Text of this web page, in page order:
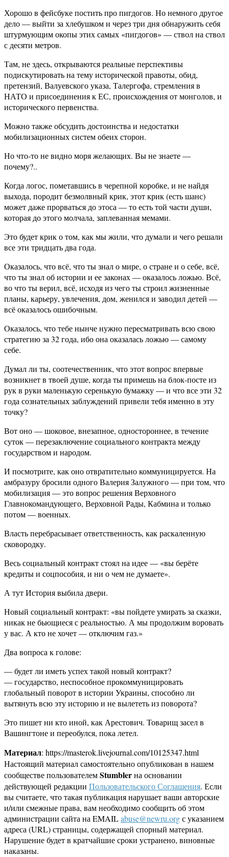
Хорошо в фейсбуке постить про пигдогов. Но немного другое
дело — выйти за хлебушком и через три дня обнаружить себя
штурмующим окопы этих самых «пигдогов» — ствол на ствол
с десяти метров.
Там, не здесь, открываются реальные перспективы
подискутировать на тему исторической правоты, обид,
претензий, Валуевского указа, Талергофа, стремления в
НАТО и присоединения к ЕС, происхождения от монголов, и
исторического первенства.
Можно также обсудить достоинства и недостатки
мобилизационных систем обеих сторон.
Но что-то не видно моря желающих. Вы не знаете —
почему?..
Когда логос, пометавшись в черепной коробке, и не найдя
выхода, породит безмолвный крик, этот крик (есть шанс)
может даже прорваться до этоса — то есть той части души,
которая до этого молчала, заплеванная мемами.
Это будет крик о том, как мы жили, что думали и чего решали
все эти тридцать два года.
Оказалось, что всё, что ты знал о мире, о стране и о себе, всё,
что ты знал об истории и ее законах — оказалось ложью. Всё,
во что ты верил, всё, исходя из чего ты строил жизненные
планы, карьеру, увлечения, дом, женился и заводил детей —
всё оказалось ошибочным.
Оказалось, что тебе нынче нужно пересматривать всю свою
стратегию за 32 года, ибо она оказалась ложью — самому
себе.
Думал ли ты, соотечественник, что этот вопрос впервые
возникнет в твоей душе, когда ты примешь на блок-посте из
рук в руки маленькую серенькую бумажку — и что все эти 32
года сознательных заблуждений привели тебя именно в эту
точку?
Вот оно — шоковое, внезапное, одностороннее, в течение
суток — перезаключение социального контракта между
государством и народом.
И посмотрите, как оно отвратительно коммуницируется. На
амбразуру бросили одного Валерия Залужного — при том, что
мобилизация — это вопрос решения Верховного
Главнокомандующего, Верховной Рады, Кабмина и только
потом — военных.
Власть перебрасывает ответственность, как раскаленную
сковородку.
Весь социальный контракт стоял на идее — «вы берёте
кредиты и соцпособия, и ни о чем не думаете».
А тут История выбила двери.
Новый социальный контракт: «вы пойдете умирать за сказки,
никак не бьющиеся с реальностью. А мы продолжим воровать
у вас. А кто не хочет — отключим газ.»
Два вопроса к голове:
— будет ли иметь успех такой новый контракт?
— государство, неспособное прокоммуницировать
глобальный поворот в истории Украины, способно ли
вытянуть всю эту историю и не вылететь из поворота?
Это пишет ни кто иной, как Арестович. Товарищ засел в
Вашингтоне и переобулся, пока летел.
Материал: https://masterok.livejournal.com/10125347.html
Настоящий материал самостоятельно опубликован в нашем
сообществе пользователемStumblerна основании
действующей редакции Пользовательского Соглашения. Если
вы считаете, что такая публикация нарушает ваши авторские
и/или смежные права, вам необходимо сообщить об этом
администрации сайта на EMAILabuse@newru.orgс указанием
адреса (URL) страницы, содержащей спорный материал.
Нарушение будет в кратчайшие сроки устранено, виновные
наказаны.